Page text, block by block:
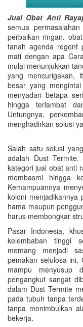
Jual Obat Anti
semua
perbaikan ringan.
tanah agenda regent
mati dengan apa
mulai menunjukkan
yang mencurigakan,
besar yang
menyadari betapa
hingga terlambat
Untungnya,
menghadirkan solusi
Salah satu solusi
adalah Dust
kategori jual obat anti
membasmi hingga
Kemampuannya
koloni menjadikannya
hama maupun
harus membongkar
Pasar Indonesia,
kelembaban tinggi
memang menjadi
pemakan selulosa ini.
mampu menyusup
pengangkut sangat
dalam Dust Termite
pada tubuh tanpa
tanpa menimbulkan
bekerja.